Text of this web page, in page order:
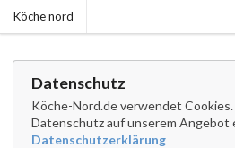
Köche nord
Datenschutz
Köche-Nord.de verwendet Cookies.
Datenschutz auf unserem Angebot
Datenschutzerklärung